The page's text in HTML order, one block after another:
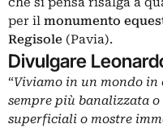
per il monumento
Regisole (Pavia).
Divulgare
“Viviamo in un mondo
sempre più banalizzata
superficiali o mostre